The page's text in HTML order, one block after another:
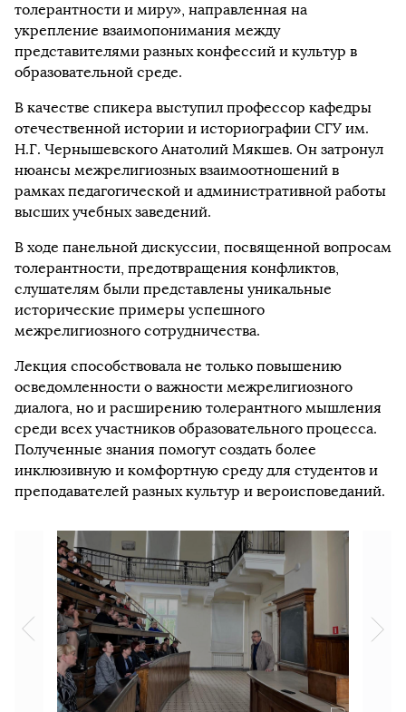
толерантности и миру», направленная на
укрепление взаимопонимания между
представителями разных конфессий и культур в
образовательной среде.
В качестве спикера выступил профессор кафедры
отечественной истории и историографии СГУ им.
Н.Г. Чернышевского Анатолий Мякшев. Он затронул
нюансы межрелигиозных взаимоотношений в
рамках педагогической и административной работы
высших учебных заведений.
В ходе панельной дискуссии, посвященной вопросам
толерантности, предотвращения конфликтов,
слушателям были представлены уникальные
исторические примеры успешного
межрелигиозного сотрудничества.
Лекция способствовала не только повышению
осведомленности о важности межрелигиозного
диалога, но и расширению толерантного мышления
среди всех участников образовательного процесса.
Полученные знания помогут создать более
инклюзивную и комфортную среду для студентов и
преподавателей разных культур и вероисповеданий.